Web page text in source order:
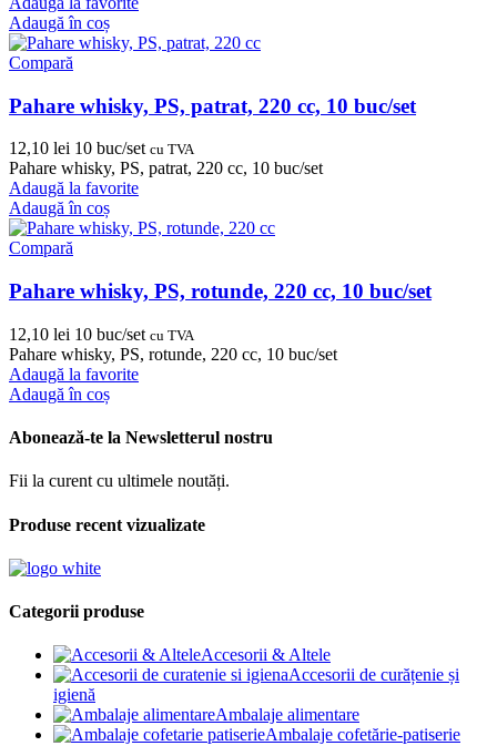
Adaugă în coș
Compară
Pahare whisky, PS, patrat, 220 cc, 10 buc/set
12,10 lei 10 buc/set cu TVA
Pahare whisky, PS, patrat, 220 cc, 10 buc/set
Adaugă la favorite
Adaugă în coș
Compară
Pahare whisky, PS, rotunde, 220 cc, 10 buc/set
12,10 lei 10 buc/set cu TVA
Pahare whisky, PS, rotunde, 220 cc, 10 buc/set
Adaugă la favorite
Adaugă în coș
Abonează-te la Newsletterul nostru
Fii la curent cu ultimele noutăți.
Produse recent vizualizate
Categorii produse
Accesorii & Altele
Accesorii de curățenie și
igienă
Ambalaje alimentare
Ambalaje cofetărie-patiserie